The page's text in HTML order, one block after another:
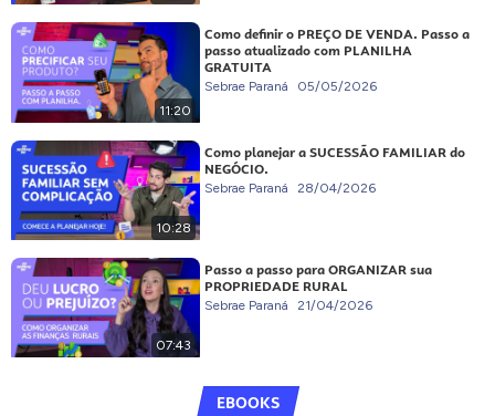
11:20
Como definir o PREÇO DE VENDA. Passo a
passo atualizado com PLANILHA
GRATUITA
Sebrae Paraná 05/05/2026
10:28
Como planejar a SUCESSÃO FAMILIAR do
NEGÓCIO.
Sebrae Paraná 28/04/2026
07:43
Passo a passo para ORGANIZAR sua
PROPRIEDADE RURAL
Sebrae Paraná 21/04/2026
EBOOKS